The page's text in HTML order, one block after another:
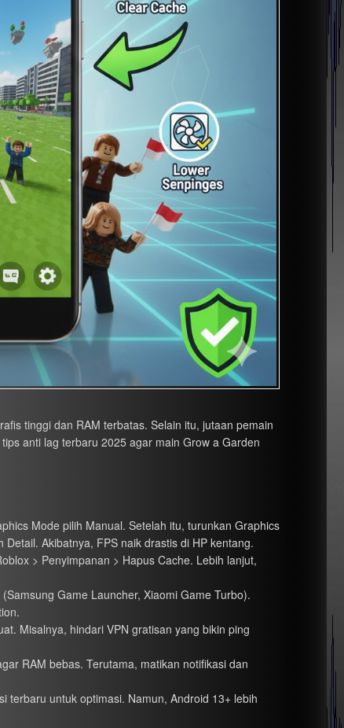
tinggi dan RAM terbatas. Selain itu, jutaan pemain
anti lag terbaru 2025 agar main Grow a Garden
Mode pilih Manual. Setelah itu, turunkan Graphics
Akibatnya, FPS naik drastis di HP kentang.
> Penyimpanan > Hapus Cache. Lebih lanjut,
Game Launcher, Xiaomi Game Turbo).
Misalnya, hindari VPN gratisan yang bikin ping
RAM bebas. Terutama, matikan notifikasi dan
terbaru untuk optimasi. Namun, Android 13+ lebih